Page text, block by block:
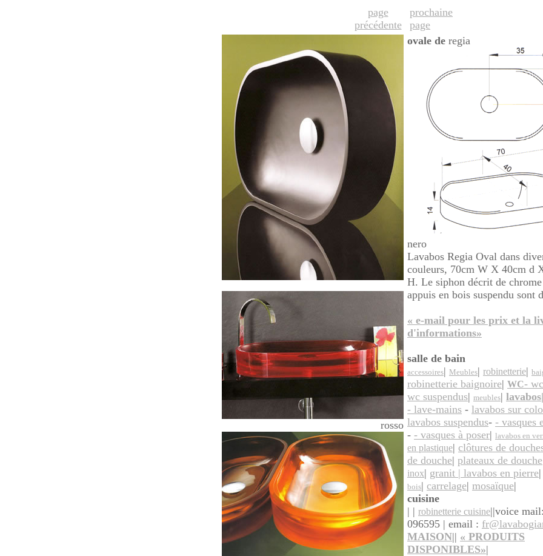
page
précédente
prochaine
page
rosso
ovale de regia
nero
Lavabos Regia Oval dans
couleurs, 70cm W X 40cm d
H. Le siphon décrit de
appuis en bois suspendu sont
« e-mail pour les prix et la
d'informations»
salle de bain
accessoires| Meubles| robinetterie|
robinetterie baignoire| WC-
wc suspendus| meubles|
- lave-mains - lavabos sur
lavabos suspendus- - vasques
- - vasques à poser| lavabos en
en plastique| clôtures de
de douche| plateaux de douche
inox| granit | lavabos en pierre
bois| carrelage| mosaïque|
cuisine
| | robinetterie cuisine||voice
096595 | email :
MAISON|| « PRODUITS
DISPONIBLES»|